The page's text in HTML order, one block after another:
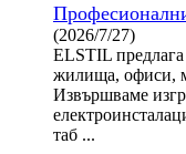
(2026/7/27)
ELSTIL
жилища, офиси,
Извършваме
таб ...